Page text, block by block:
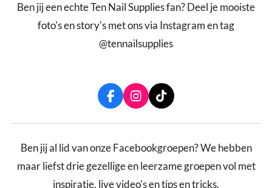
Ben jij een echte Ten Nail Supplies fan? Deel je mooiste
foto's en story's met ons via Instagram en tag
@tennailsupplies
F
a
c
b
o
k
I
n
s
a
r
a
T
i
k
o
Ben jij al lid van onze Facebookgroepen? We hebben
maar liefst drie gezellige en leerzame groepen vol met
inspiratie, live video's en tips en tricks.